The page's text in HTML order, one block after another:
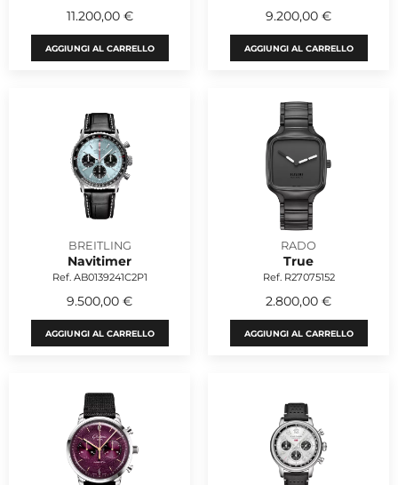
11.200,00 €
AGGIUNGI AL CARRELLO
9.200,00 €
AGGIUNGI AL CARRELLO
BREITLING
Navitimer
Ref. AB0139241C2P1
9.500,00 €
AGGIUNGI AL CARRELLO
RADO
True
Ref. R27075152
2.800,00 €
AGGIUNGI AL CARRELLO